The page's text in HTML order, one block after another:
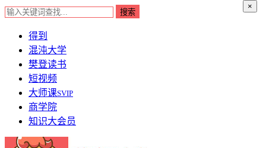
×
得到
混沌大学
樊登读书
短视频
大师课SVIP
商学院
知识大会员